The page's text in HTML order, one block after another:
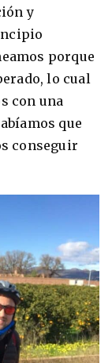
y
porque
lo cual
con una
que
conseguir